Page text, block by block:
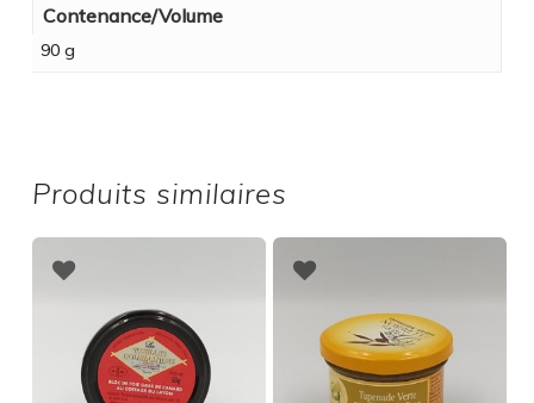
Contenance/Volume
90 g
Produits similaires